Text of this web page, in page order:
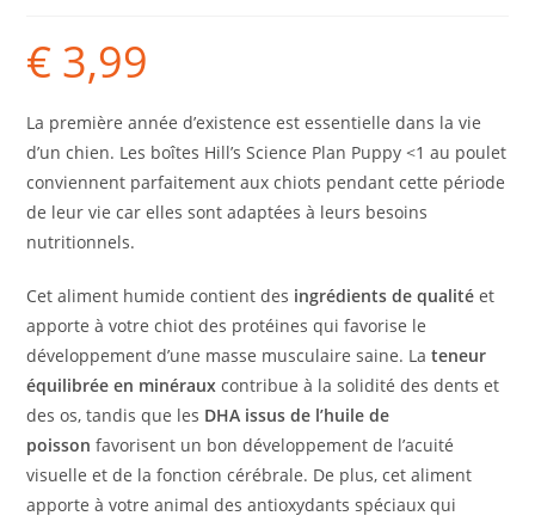
€ 3,99
La première année d’existence est essentielle dans la vie
d’un chien. Les boîtes Hill’s Science Plan Puppy <1 au poulet
conviennent parfaitement aux chiots pendant cette période
de leur vie car elles sont adaptées à leurs besoins
nutritionnels.
Cet aliment humide contient des ingrédients de qualité et
apporte à votre chiot des protéines qui favorise le
développement d’une masse musculaire saine. Lateneur
équilibrée en minéraux contribue à la solidité des dents et
des os, tandis que les DHA issus de l’huile de
poisson favorisent un bon développement de l’acuité
visuelle et de la fonction cérébrale. De plus, cet aliment
apporte à votre animal des antioxydants spéciaux qui